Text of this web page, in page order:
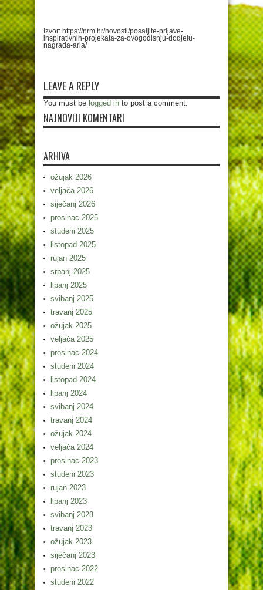
Izvor: https://nrm.hr/novosti/posaljite-prijave-
inspirativnih-projekata-za-ovogodisnju-dodjelu-
nagrada-aria/
LEAVE A REPLY
You must be logged in to post a comment.
NAJNOVIJI KOMENTARI
ARHIVA
ožujak 2026
veljača 2026
siječanj 2026
prosinac 2025
studeni 2025
listopad 2025
rujan 2025
srpanj 2025
lipanj 2025
svibanj 2025
travanj 2025
ožujak 2025
veljača 2025
prosinac 2024
studeni 2024
listopad 2024
lipanj 2024
svibanj 2024
travanj 2024
ožujak 2024
veljača 2024
prosinac 2023
studeni 2023
rujan 2023
lipanj 2023
svibanj 2023
travanj 2023
ožujak 2023
siječanj 2023
prosinac 2022
studeni 2022